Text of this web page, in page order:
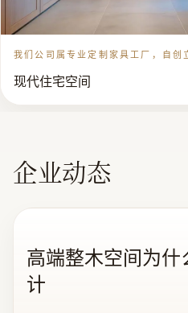
大，珠海华发，保利。。。
供高端定制样板房，会所，
港郑忠设计院（CCD），台
集 美设计院，南京设计院，
我们公司属专业定制家具工厂，自创
制 12 年经验，以民用品牌 制作标准。工厂约 400 人
30 年经验，工厂面积 4 万平方米，
忠设计院（CCD），台湾邱德光设计
美设计院，南京设计院，深圳洲际装
现代住宅空间
企业动态
高端整木空间为
计